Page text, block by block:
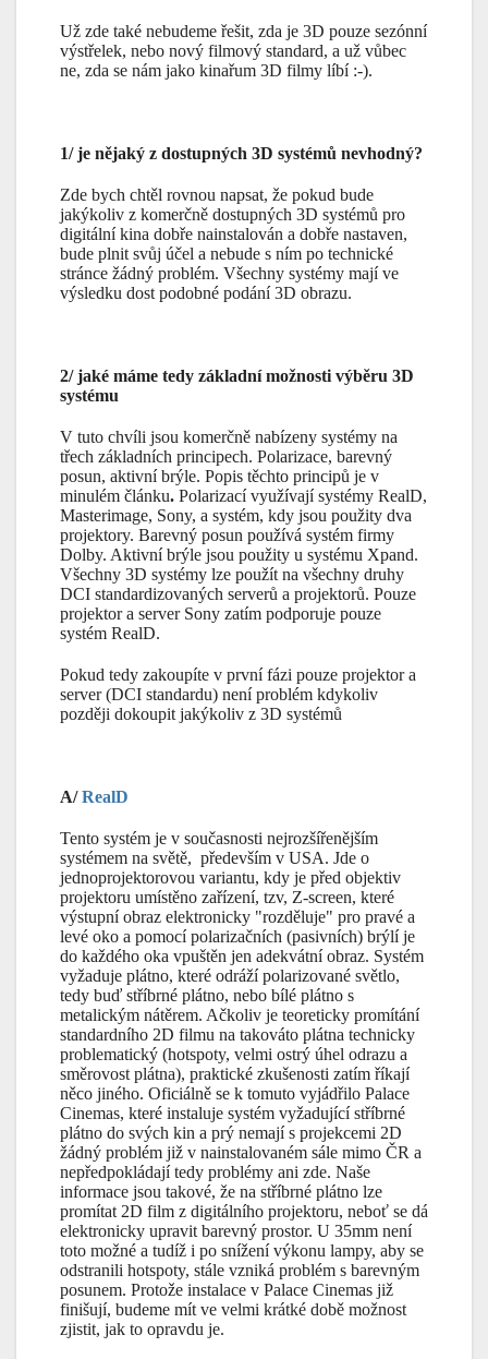
Už zde také nebudeme řešit, zda je 3D pouze sezónní
výstřelek, nebo nový filmový standard, a už vůbec
ne, zda se nám jako kinařum 3D filmy líbí :-).
1/ je nějaký z dostupných 3D systémů nevhodný?
Zde bych chtěl rovnou napsat, že pokud bude
jakýkoliv z komerčně dostupných 3D systémů pro
digitální kina dobře nainstalován a dobře nastaven,
bude plnit svůj účel a nebude s ním po technické
stránce žádný problém. Všechny systémy mají ve
výsledku dost podobné podání 3D obrazu.
2/ jaké máme tedy základní možnosti výběru 3D
systému
V tuto chvíli jsou komerčně nabízeny systémy na
třech základních principech. Polarizace, barevný
posun, aktivní brýle. Popis těchto principů je v
minulém článku. Polarizací využívají systémy RealD,
Masterimage, Sony, a systém, kdy jsou použity dva
projektory. Barevný posun používá systém firmy
Dolby. Aktivní brýle jsou použity u systému Xpand.
Všechny 3D systémy lze použít na všechny druhy
DCI standardizovaných serverů a projektorů. Pouze
projektor a server Sony zatím podporuje pouze
systém RealD.
Pokud tedy zakoupíte v první fázi pouze projektor a
server (DCI standardu) není problém kdykoliv
později dokoupit jakýkoliv z 3D systémů
A/RealD
Tento systém je v současnosti nejrozšířenějším
systémem na světě, především v USA. Jde o
jednoprojektorovou variantu, kdy je před objektiv
projektoru umístěno zařízení, tzv, Z-screen, které
výstupní obraz elektronicky "rozděluje" pro pravé a
levé oko a pomocí polarizačních (pasivních) brýlí je
do každého oka vpuštěn jen adekvátní obraz. Systém
vyžaduje plátno, které odráží polarizované světlo,
tedy buď stříbrné plátno, nebo bílé plátno s
metalickým nátěrem. Ačkoliv je teoreticky promítání
standardního 2D filmu na takováto plátna technicky
problematický (hotspoty, velmi ostrý úhel odrazu a
směrovost plátna), praktické zkušenosti zatím říkají
něco jiného. Oficiálně se k tomuto vyjádřilo Palace
Cinemas, které instaluje systém vyžadující stříbrné
plátno do svých kin a prý nemají s projekcemi 2D
žádný problém již v nainstalovaném sále mimo ČR a
nepředpokládají tedy problémy ani zde. Naše
informace jsou takové, že na stříbrné plátno lze
promítat 2D film z digitálního projektoru, neboť se dá
elektronicky upravit barevný prostor. U 35mm není
toto možné a tudíž i po snížení výkonu lampy, aby se
odstranili hotspoty, stále vzniká problém s barevným
posunem. Protože instalace v Palace Cinemas již
finišují, budeme mít ve velmi krátké době možnost
zjistit, jak to opravdu je.